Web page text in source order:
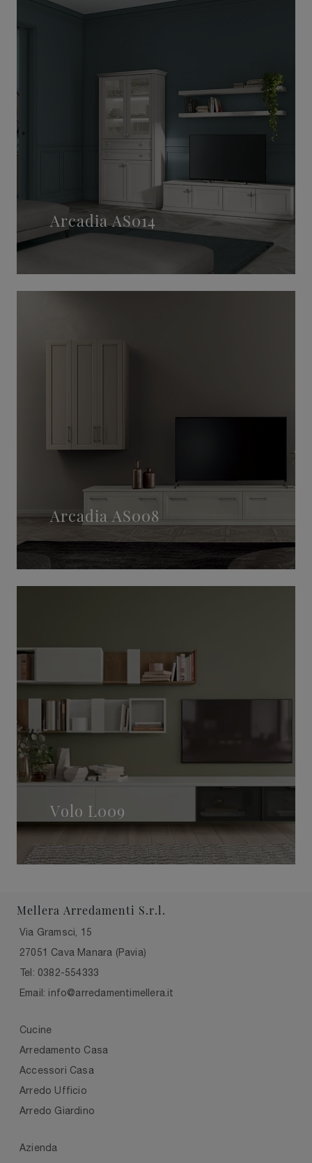
Arcadia AS014
Arcadia AS008
Volo L009
Mellera Arredamenti S.r.l.
Via Gramsci, 15
27051 Cava Manara (Pavia)
Tel: 0382-554333
Email: info@arredamentimellera.it
Cucine
Arredamento Casa
Accessori Casa
Arredo Ufficio
Arredo Giardino
Azienda